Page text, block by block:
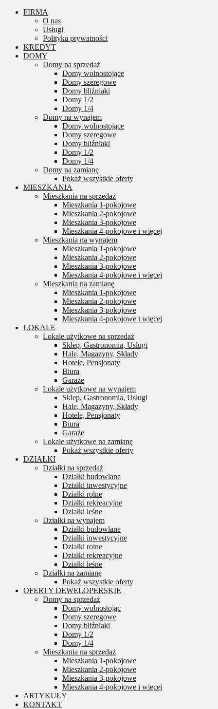
FIRMA
O nas
Usługi
Polityka prywatności
KREDYT
DOMY
Domy na sprzedaż
Domy wolnostojące
Domy szeregowe
Domy bliźniaki
Domy 1/2
Domy 1/4
Domy na wynajem
Domy wolnostojące
Domy szeregowe
Domy bliźniaki
Domy 1/2
Domy 1/4
Domy na zamianę
Pokaż wszystkie oferty
MIESZKANIA
Mieszkania na sprzedaż
Mieszkania 1-pokojowe
Mieszkania 2-pokojowe
Mieszkania 3-pokojowe
Mieszkania 4-pokojowe i więcej
Mieszkania na wynajem
Mieszkania 1-pokojowe
Mieszkania 2-pokojowe
Mieszkania 3-pokojowe
Mieszkania 4-pokojowe i więcej
Mieszkania na zamianę
Mieszkania 1-pokojowe
Mieszkania 2-pokojowe
Mieszkania 3-pokojowe
Mieszkania 4-pokojowe i więcej
LOKALE
Lokale użytkowe na sprzedaż
Sklep, Gastronomia, Usługi
Hale, Magazyny, Składy
Hotele, Pensjonaty
Biura
Garaże
Lokale użytkowe na wynajem
Sklep, Gastronomia, Usługi
Hale, Magazyny, Składy
Hotele, Pensjonaty
Biura
Garaże
Lokale użytkowe na zamianę
Pokaż wszystkie oferty
DZIAŁKI
Działki na sprzedaż
Działki budowlane
Działki inwestycyjne
Działki rolne
Działki rekreacyjne
Działki leśne
Działki na wynajem
Działki budowlane
Działki inwestycyjne
Działki rolne
Działki rekreacyjne
Działki leśne
Działki na zamianę
Pokaż wszystkie oferty
OFERTY DEWELOPERSKIE
Domy na sprzedaż
Domy wolnostojąc
Domy szeregowe
Domy bliźniaki
Domy 1/2
Domy 1/4
Mieszkania na sprzedaż
Mieszkania 1-pokojowe
Mieszkania 2-pokojowe
Mieszkania 3-pokojowe
Mieszkania 4-pokojowe i więcej
ARTYKUŁY
KONTAKT